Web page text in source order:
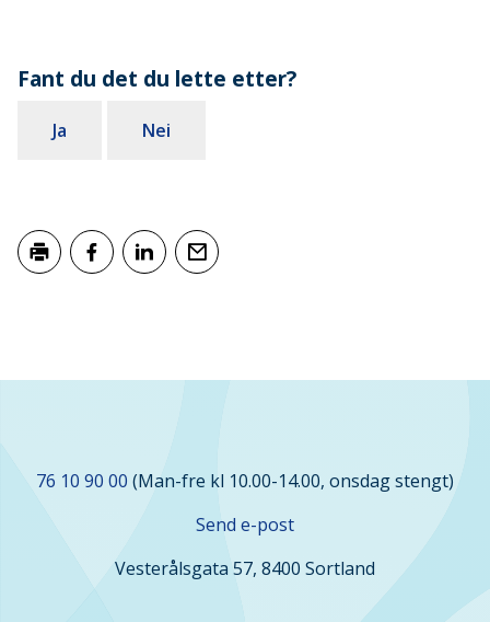
Fant du det du lette etter?
Ja Nei
oss
76 10 90 00 (Man-fre kl 10.00-14.00, onsdag stengt)
Send e-post
Vesterålsgata 57, 8400 Sortland